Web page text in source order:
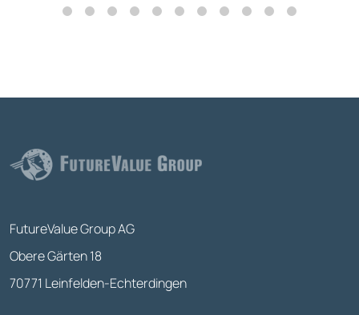
FutureValue Group AG
Obere Gärten 18
70771 Leinfelden-Echterdingen